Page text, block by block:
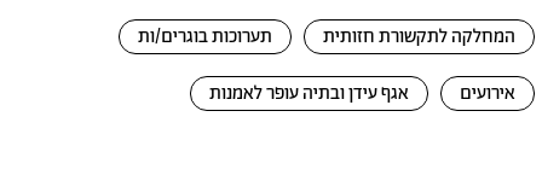
המחלקה לתקשורת חזותית תערוכות בוגרים/ות
אירועים אגף עידן ובתיה עופר לאמנות